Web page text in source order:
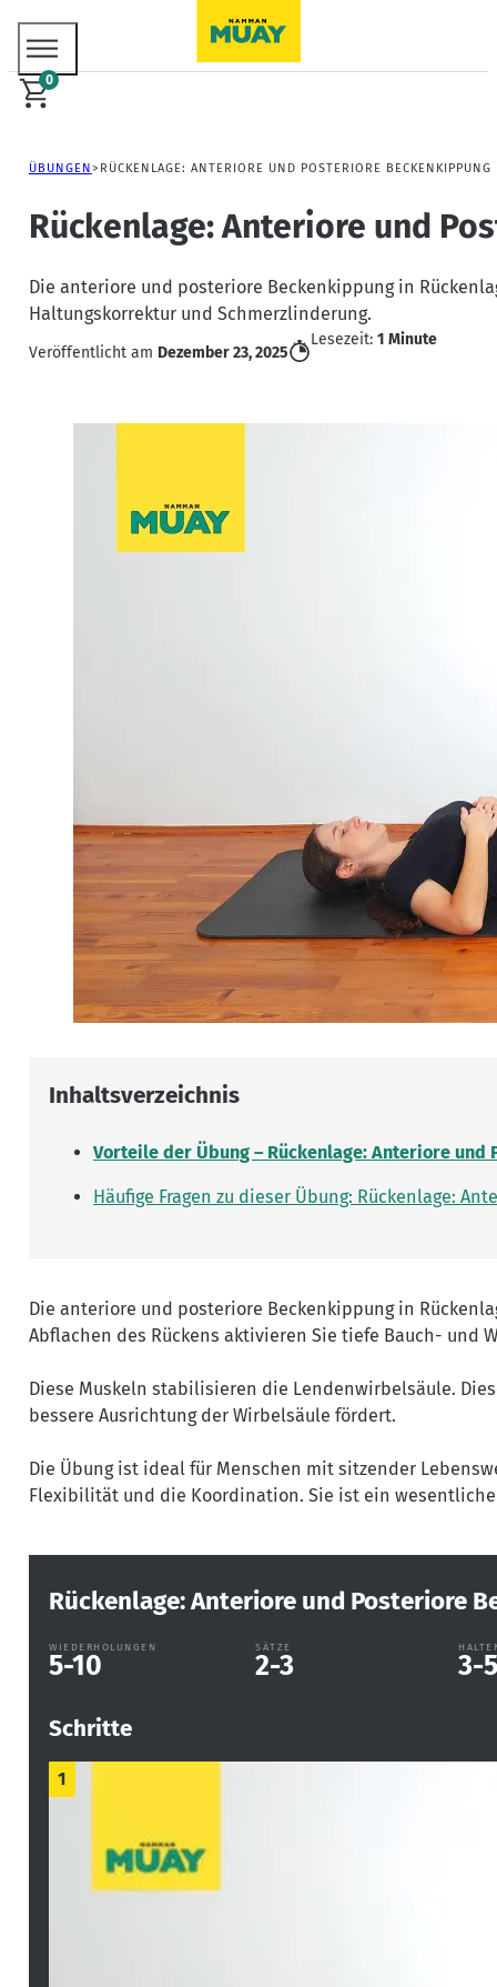
0
ÜBUNGEN RÜCKENLAGE: ANTERIORE UND POSTERIORE BECKENKIPPUNG
Rückenlage: Anteriore und
Die anteriore und posteriore Beckenkippung in
Haltungskorrektur und Schmerzlinderung.
Veröffentlicht am Dezember 23, 2025
Lesezeit: 1 Minute
Inhaltsverzeichnis
Vorteile der Übung – Rückenlage: Anteriore
Häufige Fragen zu dieser Übung: Rückenlage:
Die anteriore und posteriore Beckenkippung in
Abflachen des Rückens aktivieren Sie tiefe Bauch- und
Diese Muskeln stabilisieren die Lendenwirbelsäule.
bessere Ausrichtung der Wirbelsäule fördert.
Die Übung ist ideal für Menschen mit sitzender
Flexibilität und die Koordination. Sie ist ein
Rückenlage: Anteriore und Posteriore
WIEDERHOLUNGEN
5-10
SÄTZE
2-3 3-
Schritte
1